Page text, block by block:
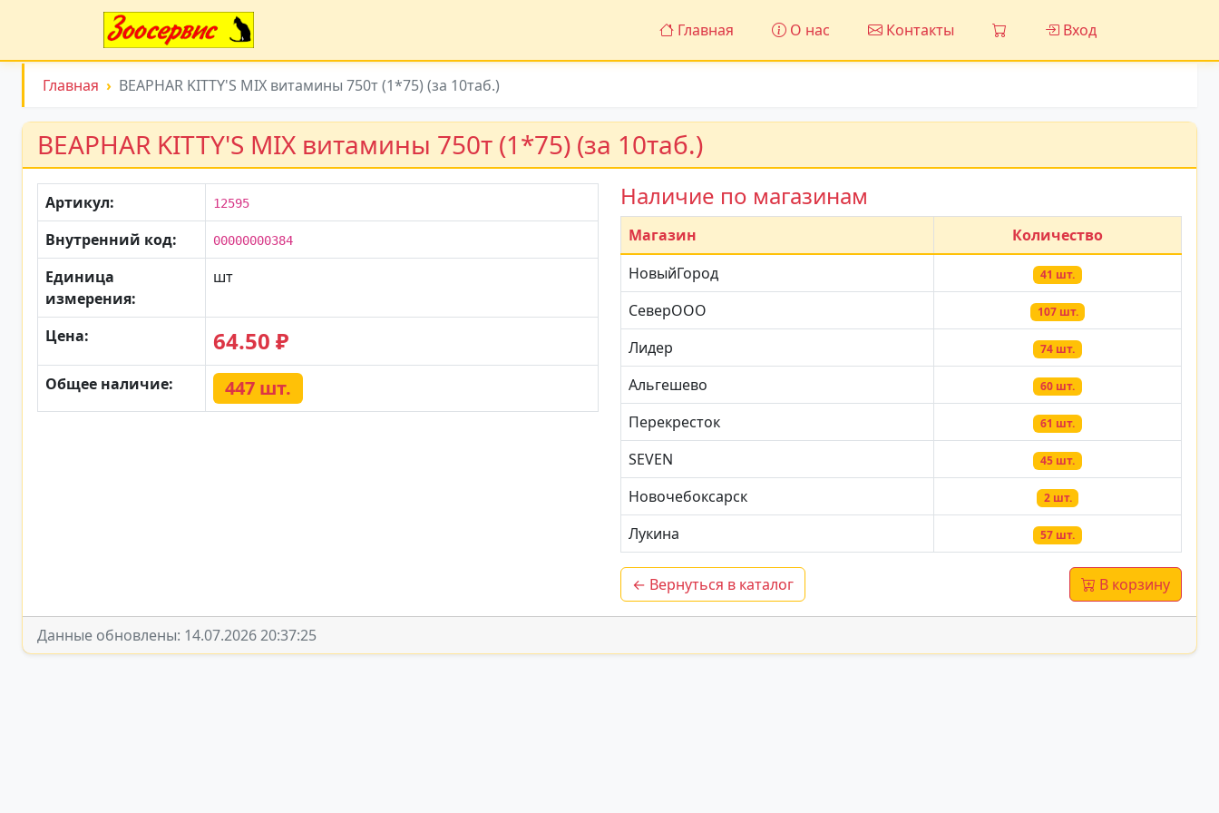
Главная О нас Контакты Вход
Главная BEAPHAR KITTY'S MIX витамины 750т (1*75) (за 10таб.)
BEAPHAR KITTY'S MIX витамины 750т (1*75) (за 10таб.)
Артикул: 12595
Внутренний код: 00000000384
Единица
измерения:
шт
Цена: 64.50 ₽
Общее наличие: 447 шт.
Наличие по магазинам
Магазин
Количество
НовыйГород
41 шт.
СеверООО 107 шт.
Лидер 74 шт.
Альгешево 60 шт.
Перекресток 61 шт.
SEVEN 45 шт.
Новочебоксарск 2 шт.
Лукина 57 шт.
← Вернуться в каталог В корзину
Данные обновлены: 14.07.2026 20:37:25